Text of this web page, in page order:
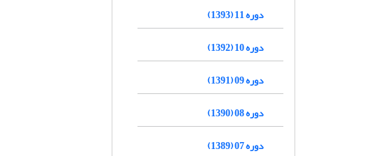
دوره 11 (1393)
دوره 10 (1392)
دوره 09 (1391)
دوره 08 (1390)
دوره 07 (1389)